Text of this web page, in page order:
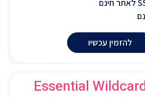
להזמין עכשיו
Essential